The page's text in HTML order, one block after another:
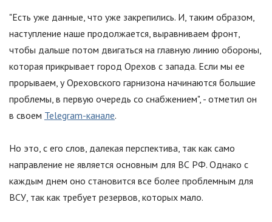
"Есть уже данные, что уже закрепились. И, таким образом,
наступление наше продолжается, выравниваем фронт,
чтобы дальше потом двигаться на главную линию обороны,
которая прикрывает город Орехов с запада. Если мы ее
прорываем, у Ореховского гарнизона начинаются большие
проблемы, в первую очередь со снабжением", - отметил он
в своем Telegram-канале.
Но это, с его слов, далекая перспектива, так как само
направление не является основным для ВС РФ. Однако с
каждым днем оно становится все более проблемным для
ВСУ, так как требует резервов, которых мало.